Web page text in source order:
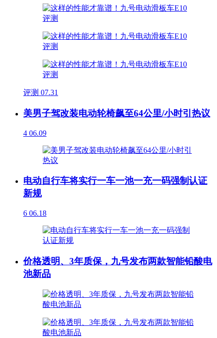
评测 07.31
美男子驾改装电动轮椅飙至64公里/小时引热议
4 06.09
电动自行车将实行一车一池一充一码强制认证
新规
6 06.18
价格透明、3年质保，九号发布两款智能铅酸电
池新品